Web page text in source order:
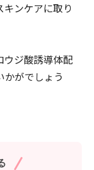
ンケアに取り
ウジ酸誘導体配
がでしょう